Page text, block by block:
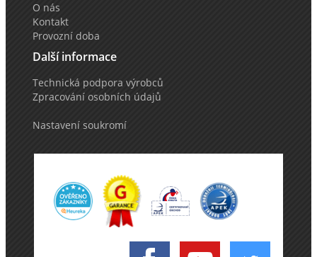
O nás
Kontakt
Provozní doba
Další informace
Technická podpora výrobců
Zpracování osobních údajů
Nastavení soukromí